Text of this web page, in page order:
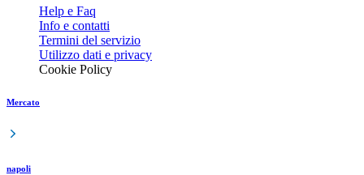
Help e Faq
Info e contatti
Termini del servizio
Utilizzo dati e privacy
Cookie Policy
Mercato
napoli